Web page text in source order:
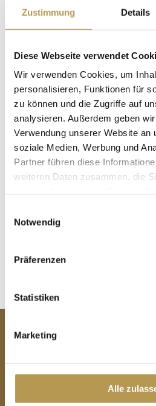
Zustimmung Details
Diese Webseite verwendet
Wir verwenden Cookies, um
personalisieren, Funktionen für
zu können und die Zugriffe auf
analysieren. Außerdem geben
Verwendung unserer Website an
soziale Medien, Werbung und
Partner führen diese
weiteren Daten zusammen, die
Notwendig
Präferenzen
Statistiken
Marketing
Alle
entspannte Tage hoch über dem
von uns verwöhnen.
Übernachtung inkl. Vital-
Nutzung Wellness – & SPA-
Bademantel und Wellness-
Aufenthaltes
Kostenfreies Highspeed-
Kostenfreier PKW-Stellplatz
Reisezeitraum: bis einschließlich
Hotel Schloss Rheinfels
Schlossberg 47